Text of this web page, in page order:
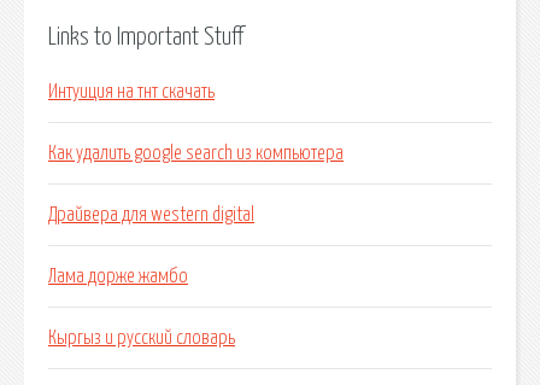
Links to Important Stuff
Интуиция на тнт скачать
Как удалить google search из компьютера
Драйвера для western digital
Лама дорже жамбо
Кыргыз и русский словарь